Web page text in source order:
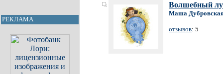
РЕКЛАМА
Волшебный
Маша
отзывов: 5